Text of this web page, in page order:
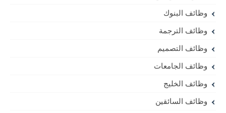
وظائف البنوك
وظائف الترجمة
وظائف التصميم
وظائف الجامعات
وظائف الخليج
وظائف السائقين